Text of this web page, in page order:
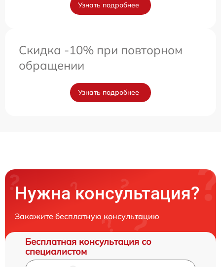
Узнать подробнее
Скидка -10% при повторном
обращении
Узнать подробнее
Нужна консультация?
Закажите бесплатную консультацию
Бесплатная консультация со
специалистом